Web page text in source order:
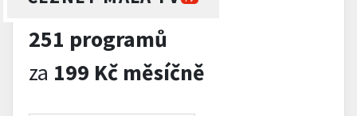
251 programů
za 199 Kč měsíčně